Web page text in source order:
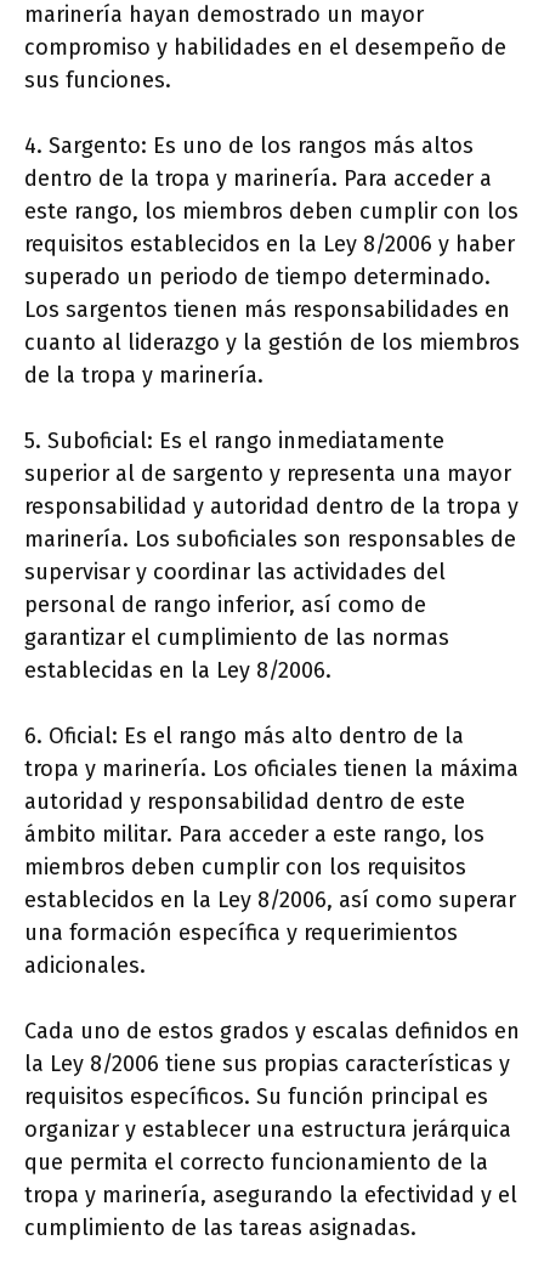
marinería hayan demostrado un mayor
compromiso y habilidades en el desempeño de
sus funciones.
4. Sargento: Es uno de los rangos más altos
dentro de la tropa y marinería. Para acceder a
este rango, los miembros deben cumplir con los
requisitos establecidos en la Ley 8/2006 y haber
superado un periodo de tiempo determinado.
Los sargentos tienen más responsabilidades en
cuanto al liderazgo y la gestión de los miembros
de la tropa y marinería.
5. Suboficial: Es el rango inmediatamente
superior al de sargento y representa una mayor
responsabilidad y autoridad dentro de la tropa y
marinería. Los suboficiales son responsables de
supervisar y coordinar las actividades del
personal de rango inferior, así como de
garantizar el cumplimiento de las normas
establecidas en la Ley 8/2006.
6. Oficial: Es el rango más alto dentro de la
tropa y marinería. Los oficiales tienen la máxima
autoridad y responsabilidad dentro de este
ámbito militar. Para acceder a este rango, los
miembros deben cumplir con los requisitos
establecidos en la Ley 8/2006, así como superar
una formación específica y requerimientos
adicionales.
Cada uno de estos grados y escalas definidos en
la Ley 8/2006 tiene sus propias características y
requisitos específicos. Su función principal es
organizar y establecer una estructura jerárquica
que permita el correcto funcionamiento de la
tropa y marinería, asegurando la efectividad y el
cumplimiento de las tareas asignadas.